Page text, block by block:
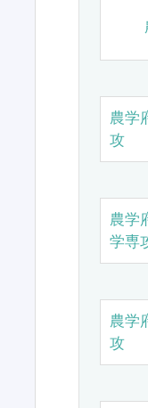
農学
攻
農学
学専
農学
攻